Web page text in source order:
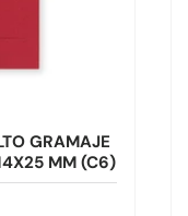
GRAMAJE
MM (C6)